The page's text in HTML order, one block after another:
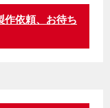
作依頼、お待ち